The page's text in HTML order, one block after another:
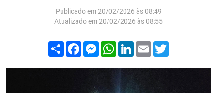
Publicado em 20/02/2026 às 08:49
Atualizado em 20/02/2026 às 08:55
Compartilhar
FacebookMessenger
WhatsApp
LinkedIn
Email